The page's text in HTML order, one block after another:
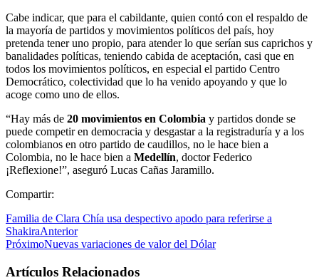
Cabe indicar, que para el cabildante, quien contó con el respaldo de
la mayoría de partidos y movimientos políticos del país, hoy
pretenda tener uno propio, para atender lo que serían sus caprichos y
banalidades políticas, teniendo cabida de aceptación, casi que en
todos los movimientos políticos, en especial el partido Centro
Democrático, colectividad que lo ha venido apoyando y que lo
acoge como uno de ellos.
“Hay más de 20 movimientos en Colombia y partidos donde se
puede competir en democracia y desgastar a la registraduría y a los
colombianos en otro partido de caudillos, no le hace bien a
Colombia, no le hace bien a Medellín, doctor Federico
¡Reflexione!”, aseguró Lucas Cañas Jaramillo.
Compartir:
Familia de Clara Chía usa despectivo apodo para referirse a
ShakiraAnterior
PróximoNuevas variaciones de valor del Dólar
Artículos Relacionados